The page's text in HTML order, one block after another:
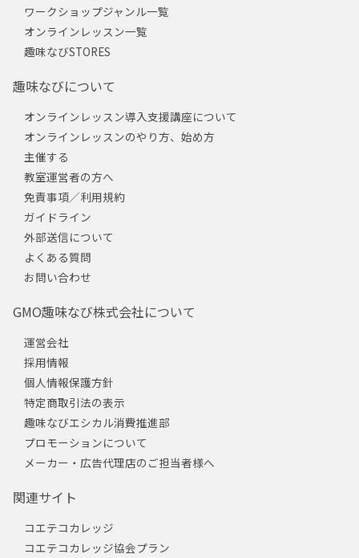
ワークショップジャンル一覧
オンラインレッスン一覧
趣味なびSTORES
趣味なびについて
オンラインレッスン導入支援講座について
オンラインレッスンのやり方、始め方
主催する
教室運営者の方へ
免責事項／利用規約
ガイドライン
外部送信について
よくある質問
お問い合わせ
GMO趣味なび株式会社について
運営会社
採用情報
個人情報保護方針
特定商取引法の表示
趣味なびエシカル消費推進部
プロモーションについて
メーカー・広告代理店のご担当者様へ
関連サイト
コエテコカレッジ
コエテコカレッジ協会プラン